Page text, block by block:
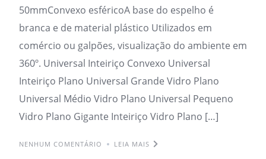
50mmConvexo esféricoA base do espelho é
branca e de material plástico Utilizados em
comércio ou galpões, visualização do ambiente em
360º. Universal Inteiriço Convexo Universal
Inteiriço Plano Universal Grande Vidro Plano
Universal Médio Vidro Plano Universal Pequeno
Vidro Plano Gigante Inteiriço Vidro Plano […]
NENHUM COMENTÁRIO LEIA MAIS